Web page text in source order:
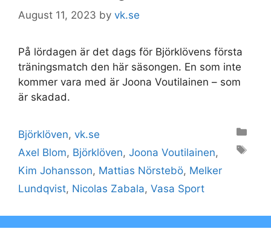
August 11, 2023 by vk.se
På lördagen är det dags för Björklövens första
träningsmatch den här säsongen. En som inte
kommer vara med är Joona Voutilainen – som
är skadad.
Categories
Björklöven, vk.se
Tags
Axel Blom, Björklöven, Joona Voutilainen,
Kim Johansson, Mattias Nörstebö, Melker
Lundqvist, Nicolas Zabala, Vasa Sport